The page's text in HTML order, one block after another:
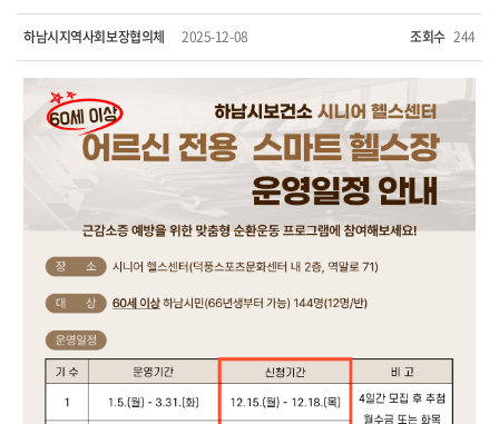
하남시지역사회보장협의체 2025-12-08 조회수 244